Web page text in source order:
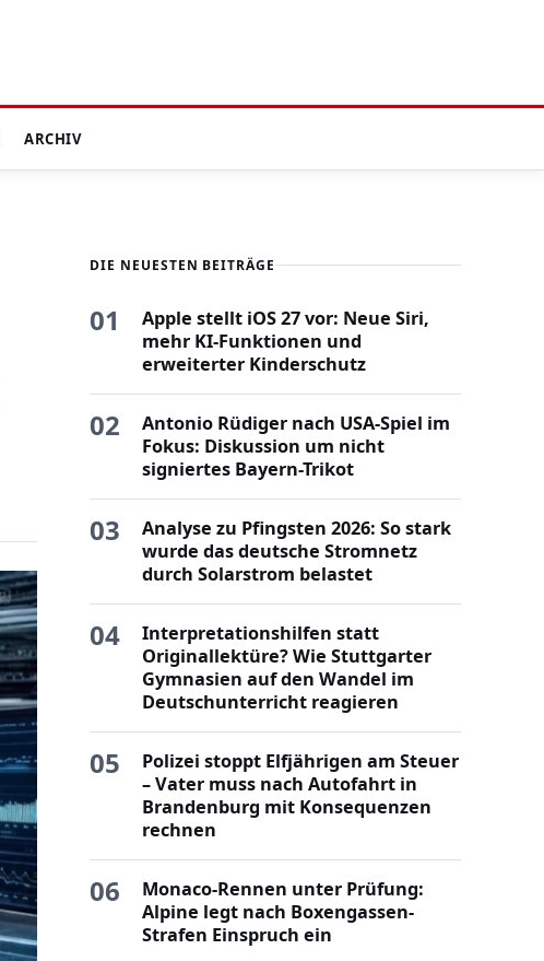
ARCHIV
DIE NEUESTEN BEITRÄGE
01
Apple stellt iOS 27 vor: Neue Siri,
mehr KI-Funktionen und
erweiterter Kinderschutz
02
Antonio Rüdiger nach USA-Spiel im
Fokus: Diskussion um nicht
signiertes Bayern-Trikot
03
Analyse zu Pfingsten 2026: So stark
wurde das deutsche Stromnetz
durch Solarstrom belastet
04
Interpretationshilfen statt
Originallektüre? Wie Stuttgarter
Gymnasien auf den Wandel im
Deutschunterricht reagieren
05
Polizei stoppt Elfjährigen am Steuer
– Vater muss nach Autofahrt in
Brandenburg mit Konsequenzen
rechnen
06
Monaco-Rennen unter Prüfung:
Alpine legt nach Boxengassen-
Strafen Einspruch ein